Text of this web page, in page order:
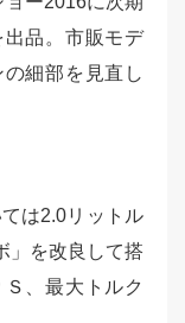
品。市販モデ
細部を見直し
は2.0リットル
」を改良して搭
、最大トルク